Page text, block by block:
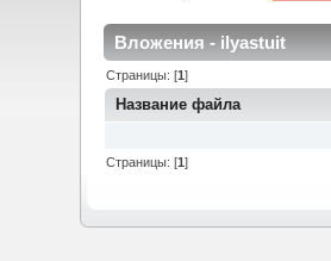
Вложения - ilyastuit
Страницы: [1]
Название файла
Страницы: [1]